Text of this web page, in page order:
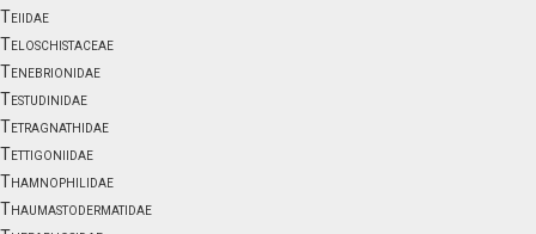
Teiidae
Teloschistaceae
Tenebrionidae
Testudinidae
Tetragnathidae
Tettigoniidae
Thamnophilidae
Thaumastodermatidae